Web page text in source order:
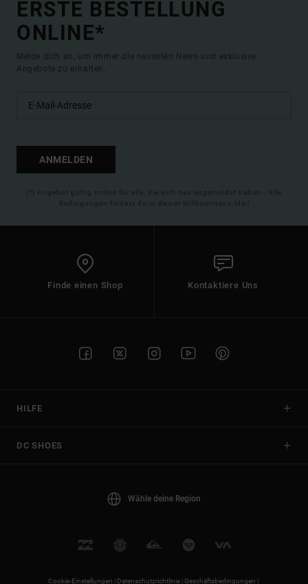
ERSTE BESTELLUNG
ONLINE*
Melde dich an, um immer die neuesten News und exklusive
Angebote zu erhalten.
ANMELDEN
(*) Angebot gültig online für alle, die sich neu angemeldet haben - Alle
Bedingungen findest du in deiner Willkommens-Mail
Finde einen Shop Kontaktiere Uns
HILFE
DC SHOES
Wähle deine Region
Cookie-Einstellungen | Datenschutzrichtlinie |Geschäftsbedingungen |